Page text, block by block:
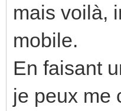
mais voilà,
mobile.
En faisant
je peux me